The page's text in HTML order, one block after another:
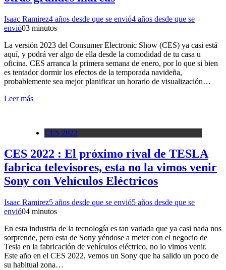
Isaac Ramirez4 años desde que se envió4 años desde que se
envió03 minutos
La versión 2023 del Consumer Electronic Show (CES) ya casi está
aquí, y podrá ver algo de ella desde la comodidad de tu casa u
oficina. CES arranca la primera semana de enero, por lo que si bien
es tentador dormir los efectos de la temporada navideña,
probablemente sea mejor planificar un horario de visualización…
Leer más
CES 2022
CES 2022 : El próximo rival de TESLA
fabrica televisores, esta no la vimos venir
Sony con Vehículos Eléctricos
Isaac Ramirez5 años desde que se envió5 años desde que se
envió04 minutos
En esta industria de la tecnología es tan variada que ya casi nada nos
sorprende, pero esta de Sony yéndose a meter con el negocio de
Tesla en la fabricación de vehículos eléctrico, no lo vimos venir.
Este año en el CES 2022, vemos un Sony que ha salido un poco de
su habitual zona…